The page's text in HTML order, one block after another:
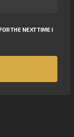
THE NEXT TIME I